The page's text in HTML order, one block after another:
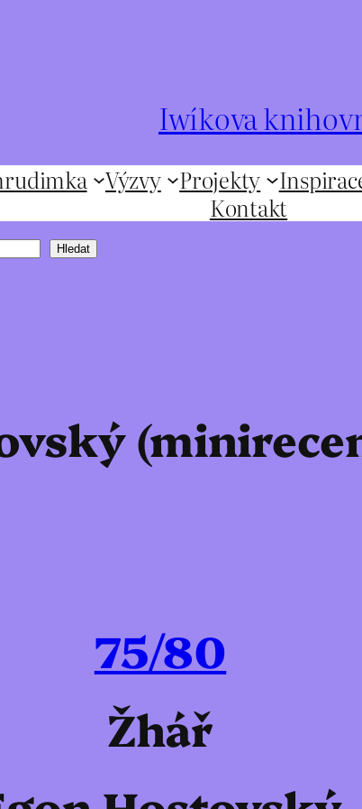
Iwíkova
Výzvy Projekty
Kontakt
Hledat
75/80
Žhář